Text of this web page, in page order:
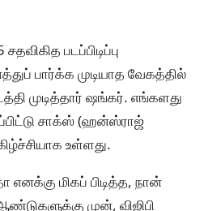
படப்பிடிப்பு
பார்க்க முடியாத வேகத்தில்
முடித்தார் ஷங்கர். எங்களது
சாக்ஸ் (ஹன்ஸ்ராஜ்
உள்ளது.
எனக்கு மிகப் பிடித்த, நான்
முன், விஜிபி